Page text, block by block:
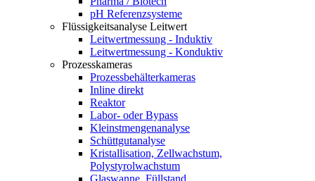
pH Referenzsysteme
Flüssigkeitsanalyse Leitwert
Leitwertmessung - Induktiv
Leitwertmessung - Konduktiv
Prozesskameras
Prozessbehälterkameras
Inline direkt
Reaktor
Labor- oder Bypass
Kleinstmengenanalyse
Schüttgutanalyse
Kristallisation, Zellwachstum,
Polystyrolwachstum
Glaswanne, Füllstand